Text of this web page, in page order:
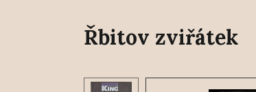
Řbitov zviřátek